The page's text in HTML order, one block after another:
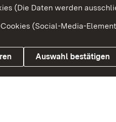
Landesportal
(Die Daten werden
(Social-Media-
Auswahl bestätigen